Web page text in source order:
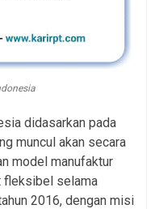
didasarkan pada
muncul akan secara
model manufaktur
fleksibel selama
2016, dengan misi